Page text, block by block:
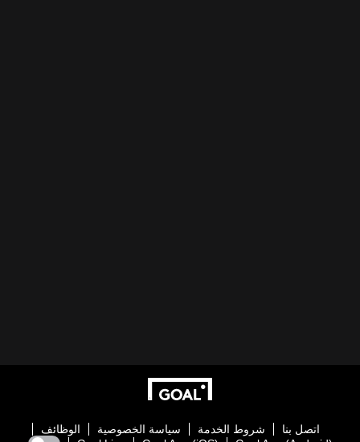
اتصل بنا شروط الخدمة سياسة الخصوصية
الوظائف